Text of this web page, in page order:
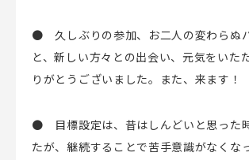
● 久しぶりの参加、お二人の変わらぬ
と、新しい方々との出会い、元気をいた
りがとうございました。また、来ます！
● 目標設定は、昔はしんどいと思った
たが、継続することで苦手意識がなくな